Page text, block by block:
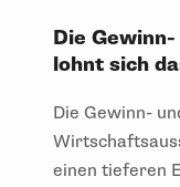
Die
lohnt sich
Die Gewinn-
einen tieferen